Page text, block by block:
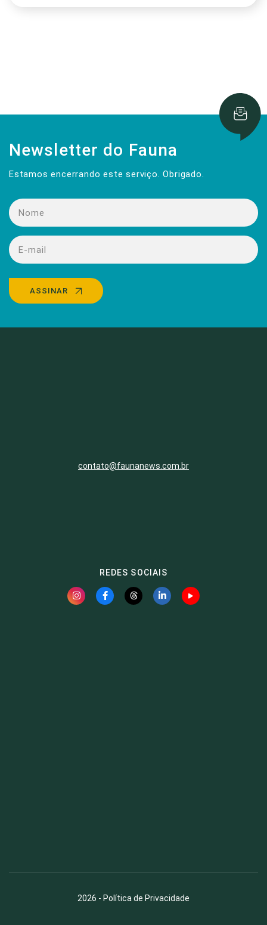
Newsletter do Fauna
Estamos encerrando este serviço. Obrigado.
ASSINAR
contato@faunanews.com.br
REDES SOCIAIS
2026 - Política de Privacidade